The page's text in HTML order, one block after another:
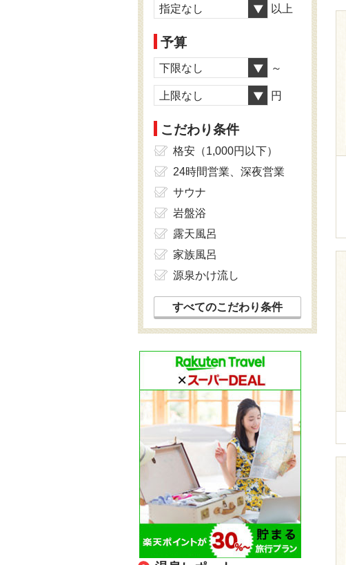
指定なし 以上
予算
下限なし ～
上限なし 円
こだわり条件
格安（1,000円以下）
24時間営業、深夜営業
サウナ
岩盤浴
露天風呂
家族風呂
源泉かけ流し
すべてのこだわり条件